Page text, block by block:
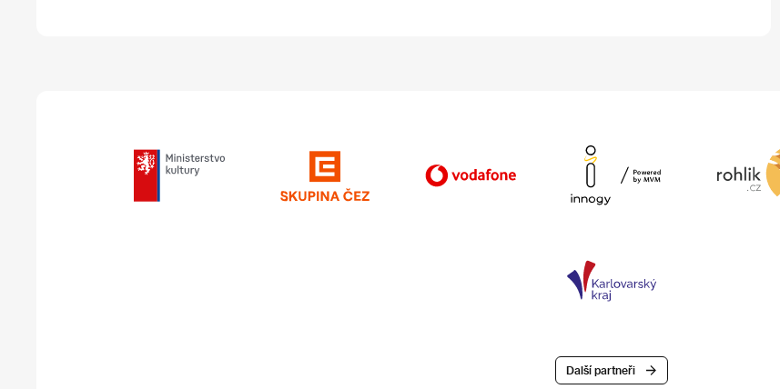
Další partneři